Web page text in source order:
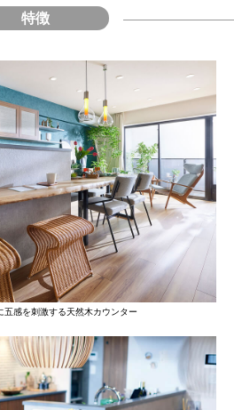
特徴
五感を刺激する天然⽊カウンター